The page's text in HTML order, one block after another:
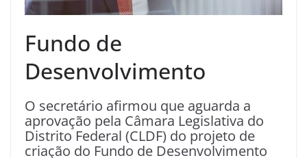
Fundo de
Desenvolvimento
O secretário afirmou que aguarda a
aprovação pela Câmara Legislativa do
Distrito Federal (CLDF) do projeto de
criação do Fundo de Desenvolvimento